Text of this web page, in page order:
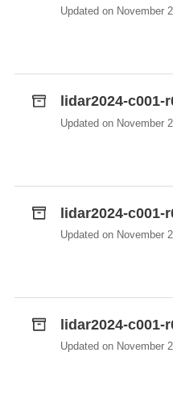
Updated on November
lidar2024-c001-
Updated on November
lidar2024-c001-
Updated on November
lidar2024-c001-
Updated on November